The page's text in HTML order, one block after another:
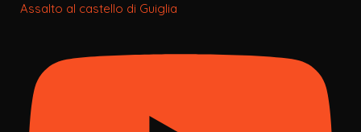
Assalto al castello di Guiglia